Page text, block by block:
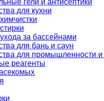
для кухни
за бассейнами
для бань и саун
для промышленности и
реагенты